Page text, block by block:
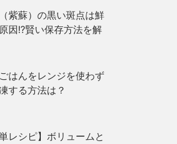
紫蘇）の黒い斑点は鮮
因!?賢い保存方法を解
はんをレンジを使わず
する方法は？
単レシピ】ボリュームと